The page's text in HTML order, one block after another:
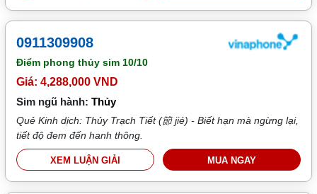
0911309908
Điểm phong thủy sim 10/10
Giá: 4,288,000 VND
Sim ngũ hành:Thủy
Quẻ Kinh dịch: Thủy Trạch Tiết (節 jié) - Biết hạn mà ngừng lại,
tiết độ đem đến hanh thông.
XEM LUẬN GIẢI MUA NGAY